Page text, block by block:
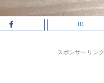
スポンサーリンク